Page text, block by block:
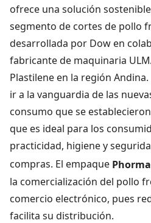
ofrece una solución
segmento de cortes de pollo
desarrollada por Dow en
fabricante de maquinaria
Plastilene en la región
ir a la vanguardia de las
consumo que se
que es ideal para los
practicidad, higiene y
compras. El empaque
la comercialización del pollo
comercio electrónico, pues
facilita su distribución.